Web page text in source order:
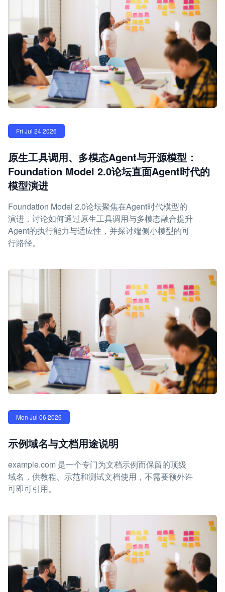
Fri Jul 24 2026
原生工具调用、多模态Agent与开源模型：
Foundation Model 2.0论坛直面Agent时代的
模型演进
Foundation Model 2.0论坛聚焦在Agent时代模型的
演进，讨论如何通过原生工具调用与多模态融合提升
Agent的执行能力与适应性，并探讨端侧小模型的可
行路径。
Mon Jul 06 2026
示例域名与文档用途说明
example.com 是一个专门为文档示例而保留的顶级
域名，供教程、示范和测试文档使用，不需要额外许
可即可引用。